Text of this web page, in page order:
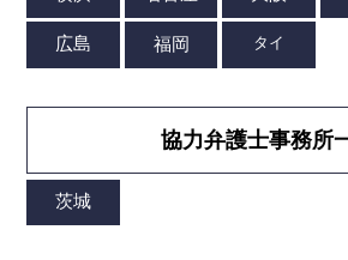
協力弁護士事務所